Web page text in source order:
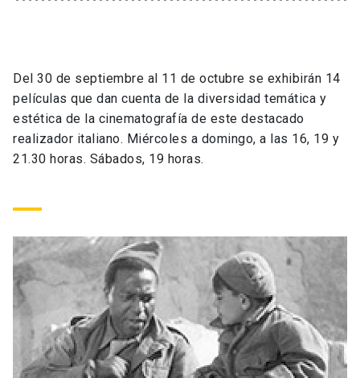
Vinculación
Universidad
Información para keyboard_arrow_down
Académicos
Personal
Alumni launch
Admisión
Mi Cuenta UC launch
Correo UC launch
Mi Portal UC launch
Del 30 de septiembre al 11 de octubre se exhibirán 14
películas que dan cuenta de la diversidad temática y
estética de la cinematografía de este destacado
realizador italiano. Miércoles a domingo, a las 16, 19 y
21.30 horas. Sábados, 19 horas.